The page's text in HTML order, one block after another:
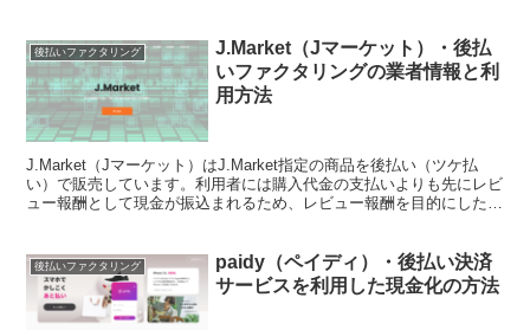
後払いファクタリング
J.Market（Jマーケット）・後払
いファクタリングの業者情報と利
用方法
J.Market（Jマーケット）はJ.Market指定の商品を後払い（ツケ払
い）で販売しています。利用者には購入代金の支払いよりも先にレビ
ュー報酬として現金が振込まれるため、レビュー報酬を目的にした利
後払いファクタリング
paidy（ペイディ）・後払い決済
サービスを利用した現金化の方法